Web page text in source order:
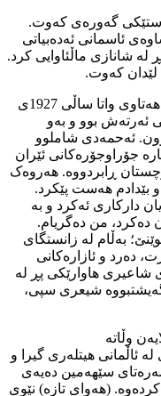
گه‌وره‌ی که‌وت.
ئاسمانی ئه‌ده‌بياتی
له‌ شانازی ماڵئاوايی کرد.
لێدان که‌وت.
ئه‌حمه‌دی شاملوو، له‌ ساڵی 1306ی هه‌تاوی واتا ساڵی 1927ی
ئه‌رته‌ش بوو و به‌و
ئه‌حمه‌دی شاملوو
جۆراوجۆره‌کانی ئێران
ڕابردووه‌. هه‌روه‌ک
بێدادم هه‌ست پێکرد.
دارکاری ئه‌کرد و به‌
ده‌کرد، من ده‌گريام.
به‌ڵام له‌ زانستگای
ده‌رد و ئازاره‌کانی
هاوارێکی پڕ له‌
شيعری سپی،
وڵاته‌
له‌ ئاڵمانی هيتله‌ری گيرا و
سێهه‌مين ده‌يه‌ی
(هه‌وای تازه‌) نێوی